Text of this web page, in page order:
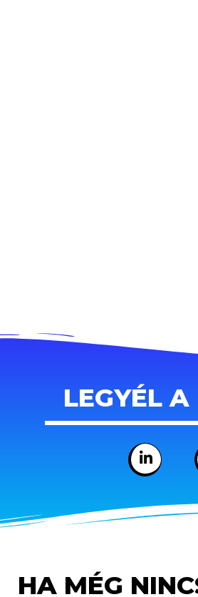
LEGYÉL
HA MÉG